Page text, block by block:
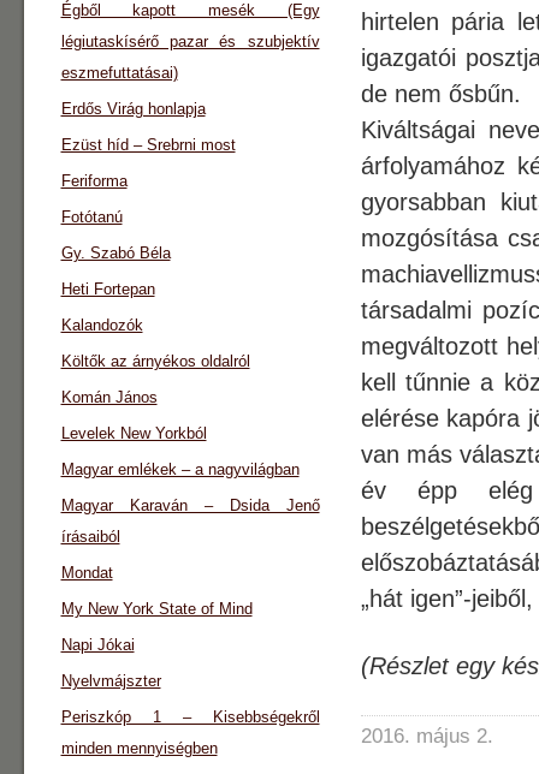
hirtelen pária
igazgatói
de nem ősbűn.
Kiváltságai
árfolyamához
gyorsabban
mozgósítása
társadalmi
megváltozott
kell tűnnie a
elérése kapóra
van más
év épp elég
„hát igen”-
(Részlet egy
2016. május 2.
Égből kapott mesék (Egy
légiutaskísérő pazar és szubjektív
eszmefuttatásai)
Erdős Virág honlapja
Ezüst híd – Srebrni most
Feriforma
Fotótanú
Gy. Szabó Béla
Heti Fortepan
Kalandozók
Költők az árnyékos oldalról
Komán János
Levelek New Yorkból
Magyar emlékek – a nagyvilágban
Magyar Karaván – Dsida Jenő
írásaiból
Mondat
My New York State of Mind
Napi Jókai
Nyelvmájszter
Periszkóp 1 – Kisebbségekről
minden mennyiségben